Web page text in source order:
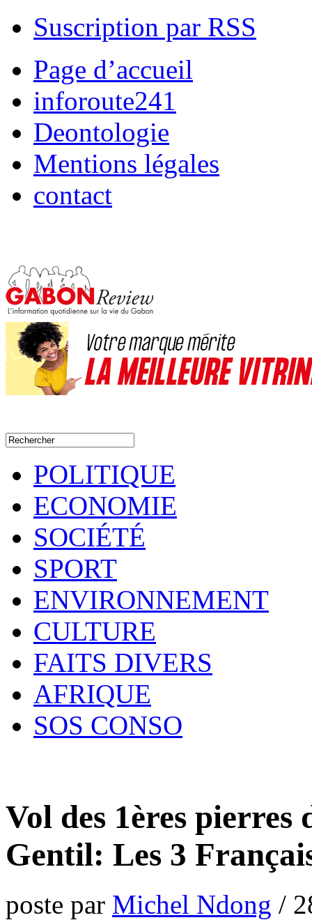
Suscription par RSS
Page d’accueil
inforoute241
Deontologie
Mentions légales
contact
POLITIQUE
ECONOMIE
SOCIÉTÉ
SPORT
ENVIRONNEMENT
CULTURE
FAITS DIVERS
AFRIQUE
SOS CONSO
Vol des 1ères
Gentil: Les 3
poste par Michel Ndong /